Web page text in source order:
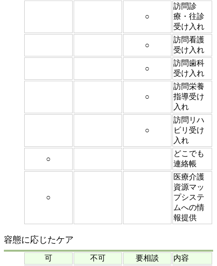
○
訪問診
療・往診
受け入れ
○
訪問看護
受け入れ
○
訪問歯科
受け入れ
○
訪問栄養
指導受け
入れ
○
訪問リハ
ビリ受け
入れ
○
どこでも
連絡帳
○
医療介護
資源マッ
プシステ
ムへの情
報提供
容態に応じたケア
可 不可 要相談 内容